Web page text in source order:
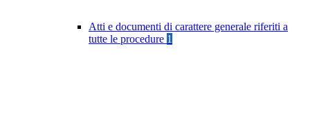
Atti e documenti di carattere generale riferiti a
tutte le procedure 1